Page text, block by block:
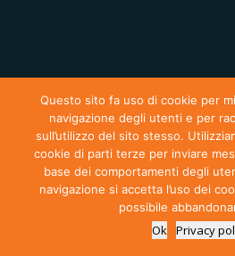
Dozza Hotel © 2019 All
Privacy Policy
Sito Realizzato da SDR
Questo sito fa uso di cookie per
navigazione degli utenti e per
sull’utilizzo del sito stesso.
cookie di parti terze per inviare
base dei comportamenti degli
navigazione si accetta l’uso dei
possibile
Ok Privacy